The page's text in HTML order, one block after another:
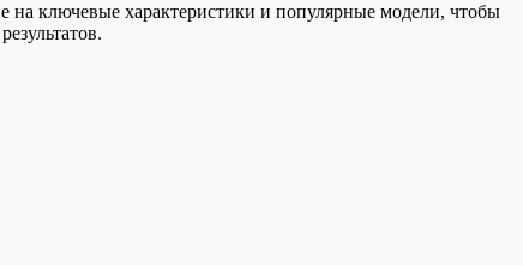
на ключевые характеристики и популярные модели, чтобы